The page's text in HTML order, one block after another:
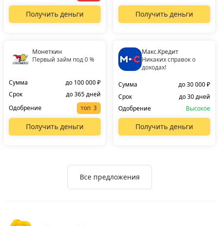
Получить деньги Получить деньги
Монеткин
Первый займ под 0 %
Сумма
до 100 000 ₽
Срок
до 365 дней
Одобрение
топ
Получить деньги
Макс.Кредит
Никаких справок о
доходах!
Сумма
до 30 000 ₽
Срок
до 30 дней
Одобрение
Высокое
Получить деньги
Все предложения